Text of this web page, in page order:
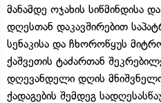
მანამდე ოჯახის სიწმინდისა
დღესთან დაკავშირებით
სენაკისა და ჩხოროწყუს
ქაშვეთის ტაძართან
დღევანდელი დღის
ქადაგების შემდეგ